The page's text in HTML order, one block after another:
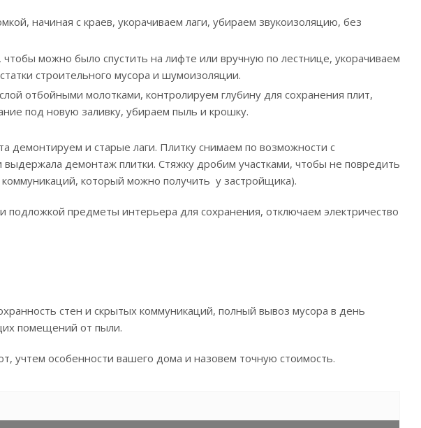
начиная с краев, укорачиваем лаги, убираем звукоизоляцию, без
можно было спустить на лифте или вручную по лестнице, укорачиваем
строительного мусора и шумоизоляции.
отбойными молотками, контролируем глубину для сохранения плит,
под новую заливку, убираем пыль и крошку.
демонтируем и старые лаги. Плитку снимаем по возможности с
демонтаж плитки. Стяжку дробим участками, чтобы не повредить
который можно получить у застройщика).
предметы интерьера для сохранения, отключаем электричество
стен и скрытых коммуникаций, полный вывоз мусора в день
помещений от пыли.
особенности вашего дома и назовем точную стоимость.